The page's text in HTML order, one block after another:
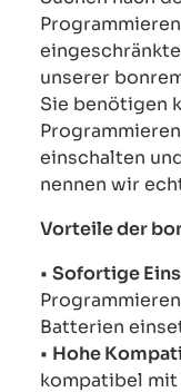
unserer
Sie benötigen
einschalten
nennen wir
Vorteile der
• Sofortige
Batterien
• Hohe
kompatibel